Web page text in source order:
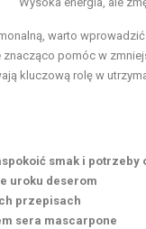
warto
pomóc w
kluczową rolę w
smak i potrzeby
uroku deserom
przepisach
sera mascarpone